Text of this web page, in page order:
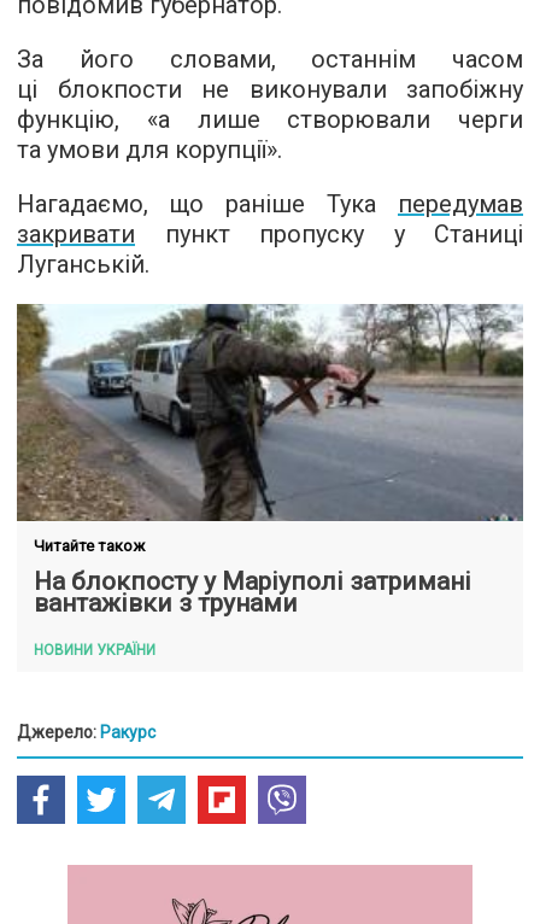
За його словами, останнім часом
ці блокпости не виконували запобіжну
функцію, «а лише створювали черги
та умови для корупції».
Нагадаємо, що раніше Тука передумав
закривати пункт пропуску у Станиці
Луганській.
Читайте також
На блокпосту у Маріуполі затримані
вантажівки з трунами
НОВИНИ УКРАЇНИ
Джерело: Ракурс